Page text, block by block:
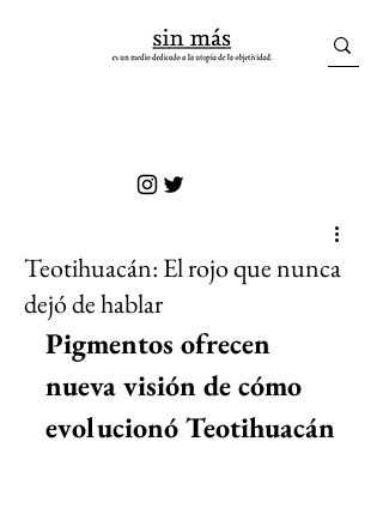
Teotihuacán: El rojo que nunca
dejó de hablar
Pigmentos ofrecen
nueva visión de cómo
evolucionó Teotihuacán